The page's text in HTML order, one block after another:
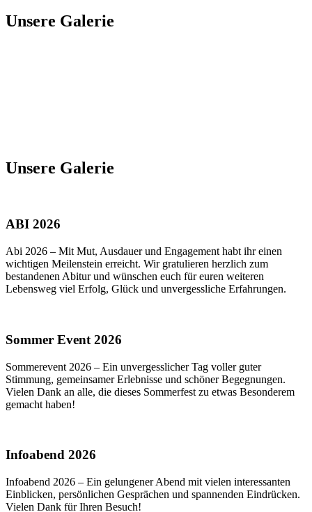
Unsere Galerie
Unsere Galerie
ABI 2026
Abi 2026 – Mit Mut, Ausdauer und Engagement habt ihr einen
wichtigen Meilenstein erreicht. Wir gratulieren herzlich zum
bestandenen Abitur und wünschen euch für euren weiteren
Lebensweg viel Erfolg, Glück und unvergessliche Erfahrungen.
Sommer Event 2026
Sommerevent 2026 – Ein unvergesslicher Tag voller guter
Stimmung, gemeinsamer Erlebnisse und schöner Begegnungen.
Vielen Dank an alle, die dieses Sommerfest zu etwas Besonderem
gemacht haben!
Infoabend 2026
Infoabend 2026 – Ein gelungener Abend mit vielen interessanten
Einblicken, persönlichen Gesprächen und spannenden Eindrücken.
Vielen Dank für Ihren Besuch!